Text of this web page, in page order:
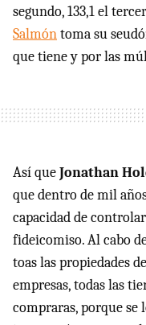
segundo, 133,1 el
Salmóntoma su
que tiene y por las
Así queJonathan
que dentro de mil
capacidad de
fideicomiso. Al cabo
toas las propiedades
empresas, todas las
compraras, porque se